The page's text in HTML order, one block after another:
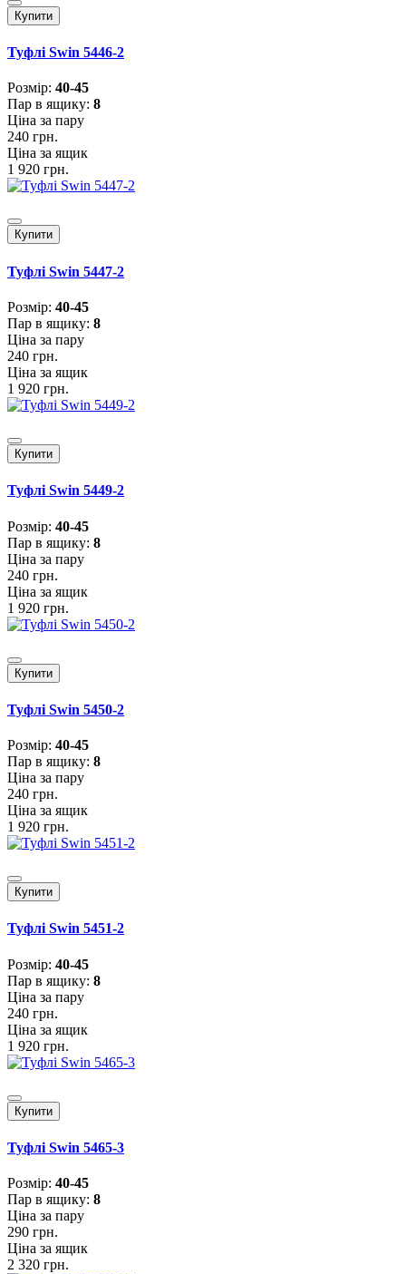
Купити
Туфлі Swin 5446-2
Розмiр: 40-45
Пар в ящику: 8
Ціна за пару
240 грн.
Ціна за ящик
1 920 грн.
Купити
Туфлі Swin 5447-2
Розмiр: 40-45
Пар в ящику: 8
Ціна за пару
240 грн.
Ціна за ящик
1 920 грн.
Купити
Туфлі Swin 5449-2
Розмiр: 40-45
Пар в ящику: 8
Ціна за пару
240 грн.
Ціна за ящик
1 920 грн.
Купити
Туфлі Swin 5450-2
Розмiр: 40-45
Пар в ящику: 8
Ціна за пару
240 грн.
Ціна за ящик
1 920 грн.
Купити
Туфлі Swin 5451-2
Розмiр: 40-45
Пар в ящику: 8
Ціна за пару
240 грн.
Ціна за ящик
1 920 грн.
Купити
Туфлі Swin 5465-3
Розмiр: 40-45
Пар в ящику: 8
Ціна за пару
290 грн.
Ціна за ящик
2 320 грн.